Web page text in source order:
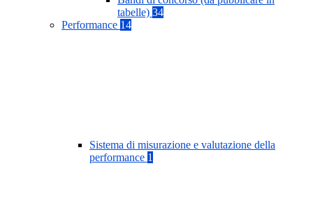
tabelle) 34
Performance 14
Sistema di misurazione e valutazione della
performance 1